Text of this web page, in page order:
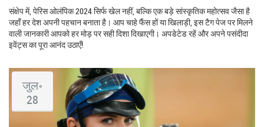
संक्षेप में, पेरिस ओलंपिक 2024 सिर्फ खेल नहीं, बल्कि एक बड़े सांस्कृतिक महोत्सव जैसा है
जहाँ हर देश अपनी पहचान बनाता है। आप चाहे फैंस हों या खिलाड़ी, इस टैग पेज पर मिलने
वाली जानकारी आपको हर मोड़ पर सही दिशा दिखाएगी। अपडेटेड रहें और अपने पसंदीदा
इवेंट्स का पूरा आनंद उठाएँ!
जुल॰
28